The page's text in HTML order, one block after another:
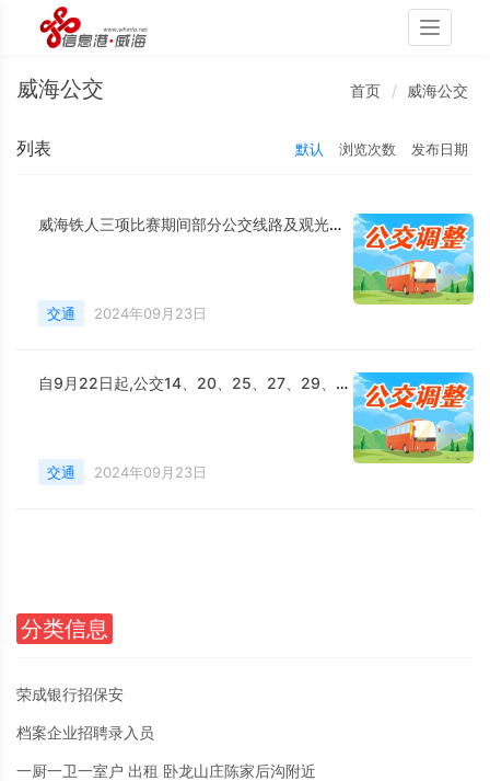
Toggle
威海公交 首页 威海公交
列表 默认 浏览次数 发布日期
威海铁人三项比赛期间部分公交线路及观光线路临时调整
交通 2024年09月23日
自9月22日起,公交14、20、25、27、29、95路 调整运营计划
交通 2024年09月23日
分类信息
荣成银行招保安
档案企业招聘录入员
一厨一卫一室户 出租 卧龙山庄陈家后沟附近